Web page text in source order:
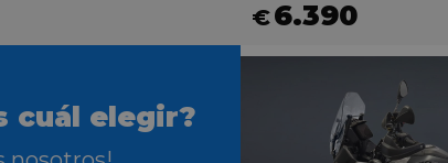
€6.390
cuál elegir?